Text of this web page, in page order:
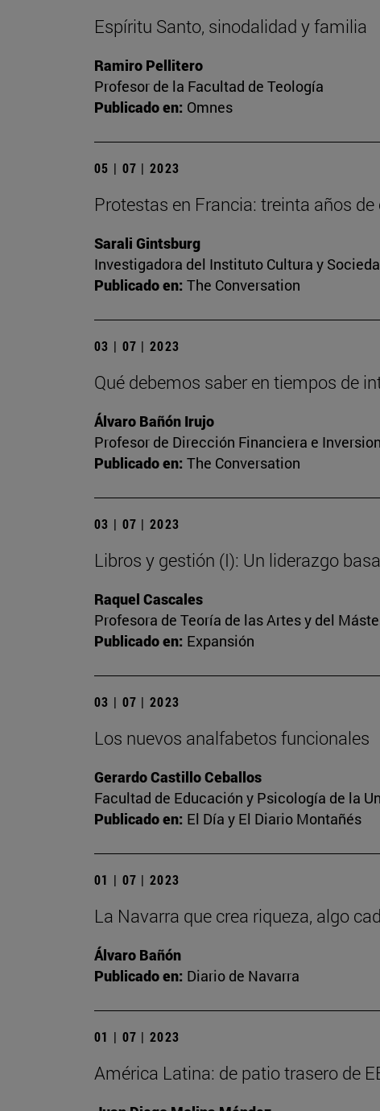
Espíritu Santo, sinodalidad y familia
Ramiro Pellitero
Profesor de la Facultad de Teología
Publicado en: Omnes
05 | 07 | 2023
Protestas en Francia: treinta años de
Sarali Gintsburg
Investigadora del Instituto Cultura y
Publicado en: The Conversation
03 | 07 | 2023
Qué debemos saber en tiempos de
Álvaro Bañón Irujo
Profesor de Dirección Financiera e
Publicado en: The Conversation
03 | 07 | 2023
Libros y gestión (I): Un liderazgo
Raquel Cascales
Profesora de Teoría de las Artes y del
Publicado en: Expansión
03 | 07 | 2023
Los nuevos analfabetos funcionales
Gerardo Castillo Ceballos
Facultad de Educación y Psicología de la
Publicado en: El Día y El Diario Montañés
01 | 07 | 2023
La Navarra que crea riqueza, algo
Álvaro Bañón
Publicado en: Diario de Navarra
01 | 07 | 2023
América Latina: de patio trasero de